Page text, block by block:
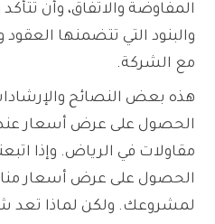
المفاوضة والاتفاق، وأن
والبنود التي تتضمنها العقود
مع الشركة.
هذه بعض النصائح
الحصول على عرض أسعار
مقاولات في الرياض. وإذا
الحصول على عرض أسعار
لمشروعك. ولكن لماذا تعد